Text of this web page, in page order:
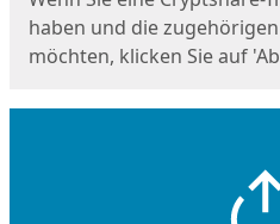
haben und die
möchten, klicken Sie auf